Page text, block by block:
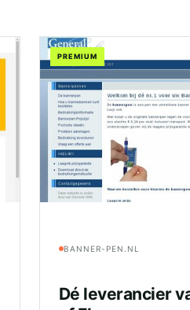
PREMIUM
BANNER-PEN.NL
Dé leverancier